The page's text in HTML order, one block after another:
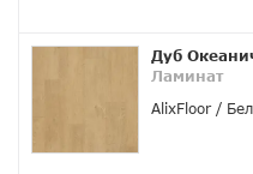
Дуб
Ламинат
AlixFloor